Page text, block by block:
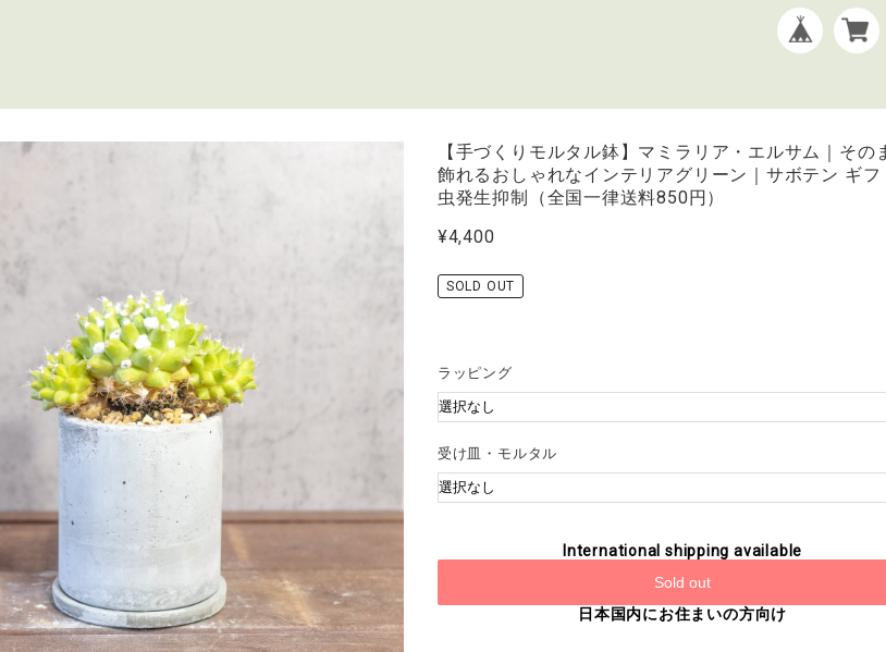
【手づくりモルタル鉢】マミラリア・エルサム｜その
飾れるおしゃれなインテリアグリーン｜サボテン ギフ
虫発生抑制（全国一律送料850円）
¥4,400
SOLD OUT
ラッピング
受け皿・モルタル
International shipping available
Sold out
日本国内にお住まいの方向け